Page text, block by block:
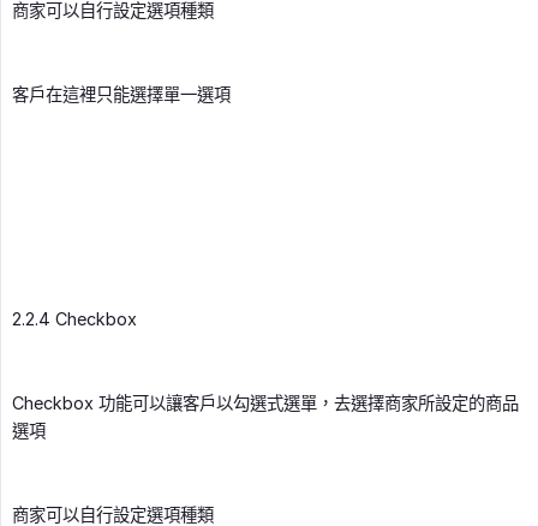
商家可以自行設定選項種類
客戶在這裡只能選擇單一選項
2.2.4 Checkbox
Checkbox 功能可以讓客戶以勾選式選單，去選擇商家所設定的商品
選項
商家可以自行設定選項種類